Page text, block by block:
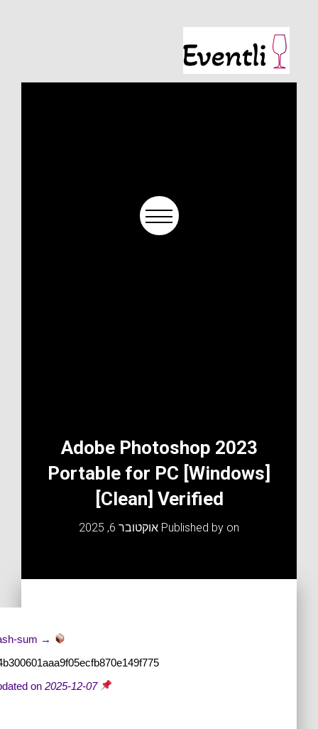
Adobe Photoshop 2023
Portable for PC [Windows]
[Clean] Verified
Published by אוקטובר 6, 2025
fc4b300601aaa9f05ecfb870e149f775
2025-12-07